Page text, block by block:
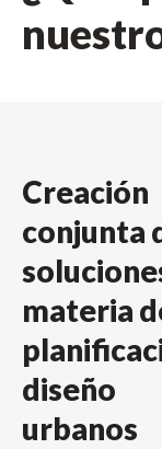
Creación
conjunta
materia
diseño
urbanos